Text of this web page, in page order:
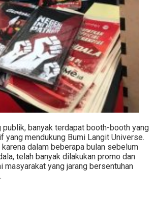
publik, banyak terdapat booth-booth yang
mendukung Bumi Langit Universe.
karena dalam beberapa bulan sebelum
telah banyak dilakukan promo dan
masyarakat yang jarang bersentuhan